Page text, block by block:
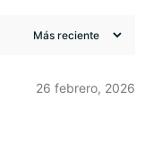
26 febrero, 2026